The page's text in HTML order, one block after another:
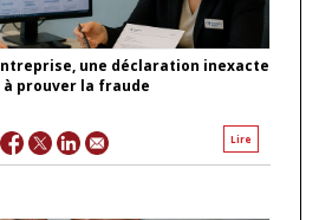
une déclaration inexacte
prouver la fraude
Lire